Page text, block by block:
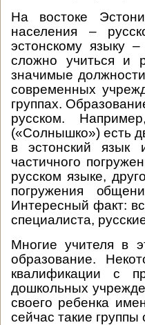
На востоке
населения –
эстонскому языку
сложно учиться и
значимые
современных
группах.
русском.
(«Солнышко») есть
в эстонский язык
частичного
русском языке,
погружения
Интересный факт:
специалиста,
Многие учителя в
образование.
квалификации с
дошкольных
своего ребенка
сейчас такие